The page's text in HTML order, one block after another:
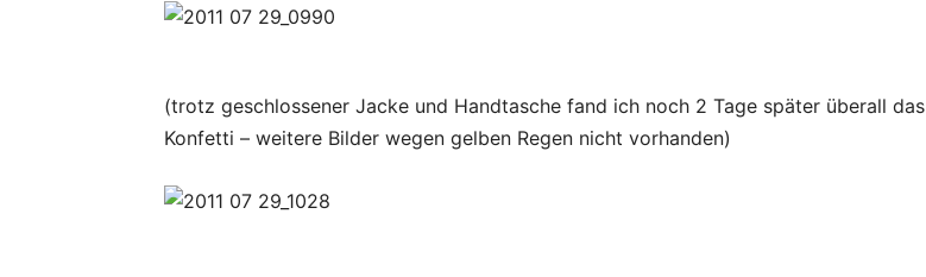
(trotz geschlossener Jacke und Handtasche fand ich noch 2 Tage später überall das
Konfetti – weitere Bilder wegen gelben Regen nicht vorhanden)